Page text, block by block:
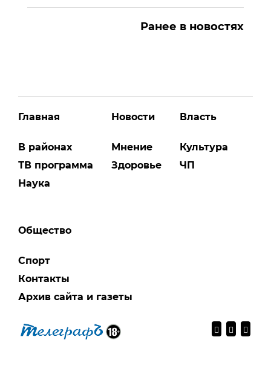
Ранее в новостях
Главная
В районах
ТВ программа
Наука
Новости
Мнение
Здоровье
Власть
Культура
ЧП
Общество
Спорт
Контакты
Архив сайта и газеты